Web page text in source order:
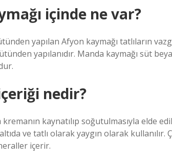
içinde ne var?
yapılan Afyon kaymağı tatlıların
yapılanıdır. Manda kaymağı süt
nedir?
kremanın kaynatılıp soğutulmasıyla elde
ve tatlı olarak yaygın olarak
içerir.